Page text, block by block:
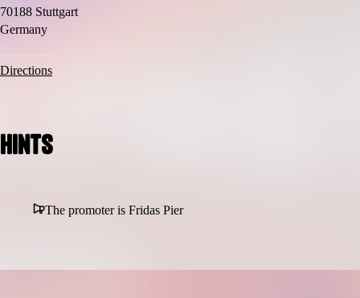
70188 Stuttgart
Germany
Directions
Hints
The promoter is Fridas Pier